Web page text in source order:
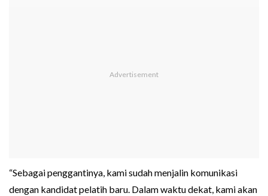
“Sebagai penggantinya, kami sudah menjalin komunikasi
dengan kandidat pelatih baru. Dalam waktu dekat, kami akan